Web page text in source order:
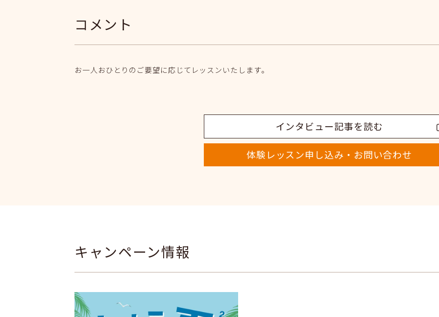
コメント
お一人おひとりのご要望に応じてレッスンいたします。
インタビュー記事を読む
体験レッスン申し込み・お問い合わせ
キャンペーン情報